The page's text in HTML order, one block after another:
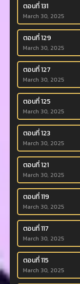
ตอนที่ 131
March 30, 2025
ตอนที่ 129
March 30, 2025
ตอนที่ 127
March 30, 2025
ตอนที่ 125
March 30, 2025
ตอนที่ 123
March 30, 2025
ตอนที่ 121
March 30, 2025
ตอนที่ 119
March 30, 2025
ตอนที่ 117
March 30, 2025
ตอนที่ 115
March 30, 2025